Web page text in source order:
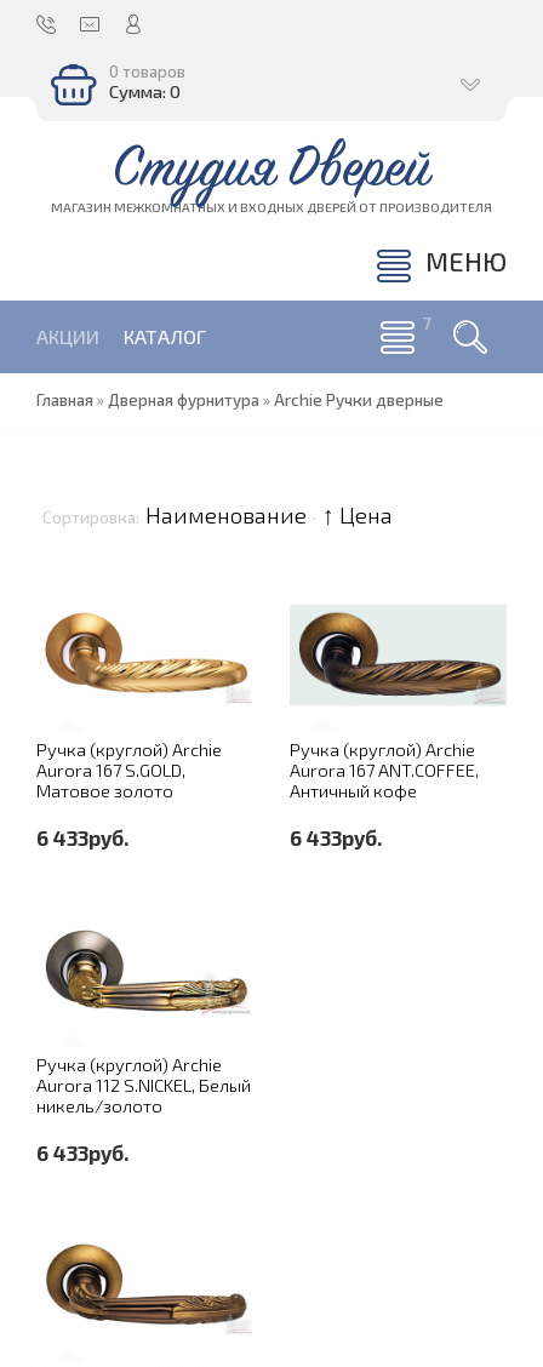
0 товаров
Сумма: 0
Студия Дверей
МАГАЗИН МЕЖКОМНАТНЫХ И ВХОДНЫХ ДВЕРЕЙ ОТ ПРОИЗВОДИТЕЛЯ
МЕНЮ
АКЦИИ КАТАЛОГ
Главная » Дверная фурнитура »Archie Ручки дверные
Сортировка: Наименование · ↑ Цена
Ручка (круглой) Archie
Aurora 167 S.GOLD,
Матовое золото
6 433руб.
Ручка (круглой) Archie
Aurora 167 ANT.COFFEE,
Античный кофе
6 433руб.
Ручка (круглой) Archie
Aurora 112 S.NICKEL, Белый
никель/золото
6 433руб.